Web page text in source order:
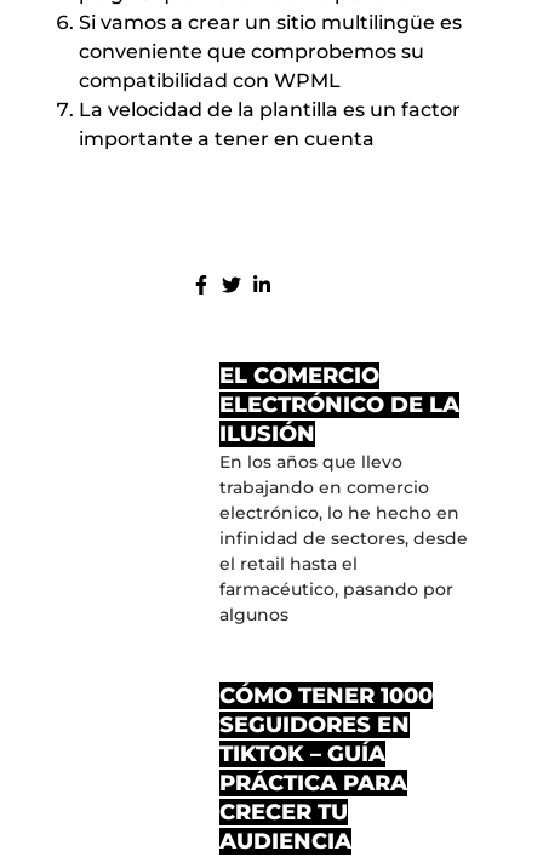
Si vamos a crear un sitio multilingüe es
conveniente que comprobemos su
compatibilidad con WPML
La velocidad de la plantilla es un factor
importante a tener en cuenta
EL COMERCIO
ELECTRÓNICO DE LA
ILUSIÓN
En los años que llevo
trabajando en comercio
electrónico, lo he hecho en
infinidad de sectores, desde
el retail hasta el
farmacéutico, pasando por
algunos
CÓMO TENER 1000
SEGUIDORES EN
TIKTOK – GUÍA
PRÁCTICA PARA
CRECER TU
AUDIENCIA